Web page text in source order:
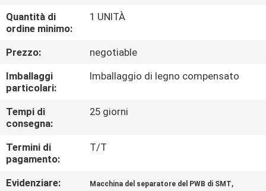
CONTROLLO
DI
QUALITÀ
CONTATTICI
RICHIEDA
UNA
Quantità di
ordine minimo:
1 UNITÀ
Prezzo:
negotiable
Imballaggi
particolari:
Imballaggio di legno compensato
Tempi di
consegna:
25 giorni
Termini di
pagamento:
T/T
Evidenziare: Macchina del separatore del PWB di SMT,